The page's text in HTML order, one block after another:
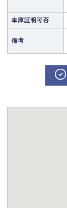
車庫証明可否
備考